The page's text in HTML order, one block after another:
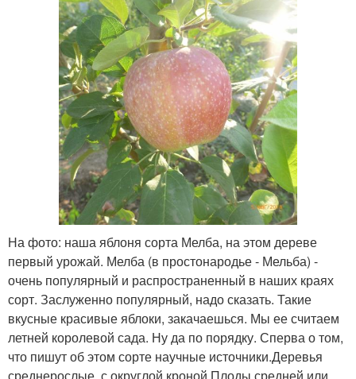
На фото: наша яблоня сорта Мелба, на этом дереве
первый урожай. Мелба (в простонародье - Мельба) -
очень популярный и распространенный в наших краях
сорт. Заслуженно популярный, надо сказать. Такие
вкусные красивые яблоки, закачаешься. Мы ее считаем
летней королевой сада. Ну да по порядку. Сперва о том,
что пишут об этом сорте научные источники.Деревья
среднерослые, с округлой кроной.Плоды средней или